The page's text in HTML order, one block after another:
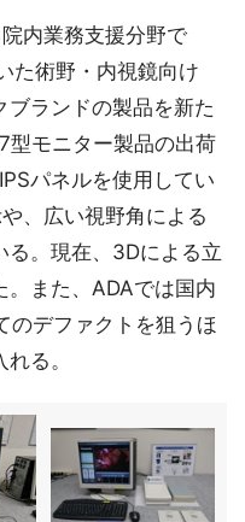
内業務支援分野で
た術野・内視鏡向け
ブランドの製品を新た
型モニター製品の出荷
パネルを使用してい
、広い視野角による
る。現在、3Dによる立
。また、ADAでは国内
のデファクトを狙うほ
る。